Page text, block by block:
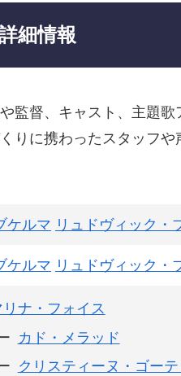
細情報
監督、キャスト、主題
りに携わったスタッフ
ケルマ リュドヴィック・
ケルマ リュドヴィック・
リナ・フォイス
カド・メラッド
クリスティーヌ・ゴー